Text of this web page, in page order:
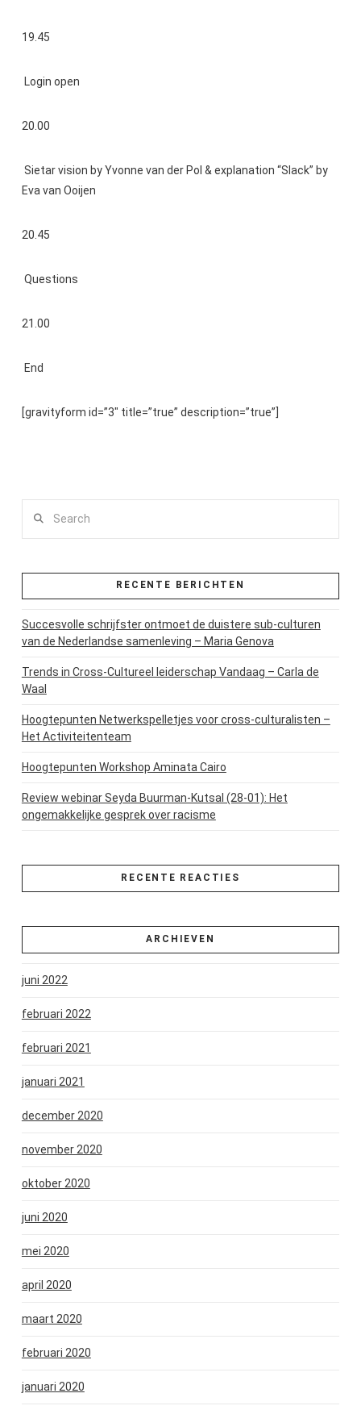
19.45
Login open
20.00
Sietar vision by Yvonne van der Pol & explanation “Slack” by
Eva van Ooijen
20.45
Questions
21.00
End
[gravityform id=”3″ title=”true” description=”true”]
RECENTE BERICHTEN
Succesvolle schrijfster ontmoet de duistere sub-culturen
van de Nederlandse samenleving – Maria Genova
Trends in Cross-Cultureel leiderschap Vandaag – Carla de
Waal
Hoogtepunten Netwerkspelletjes voor cross-culturalisten –
Het Activiteitenteam
Hoogtepunten Workshop Aminata Cairo
Review webinar Seyda Buurman-Kutsal (28-01): Het
ongemakkelijke gesprek over racisme
RECENTE REACTIES
ARCHIEVEN
juni 2022
februari 2022
februari 2021
januari 2021
december 2020
november 2020
oktober 2020
juni 2020
mei 2020
april 2020
maart 2020
februari 2020
januari 2020